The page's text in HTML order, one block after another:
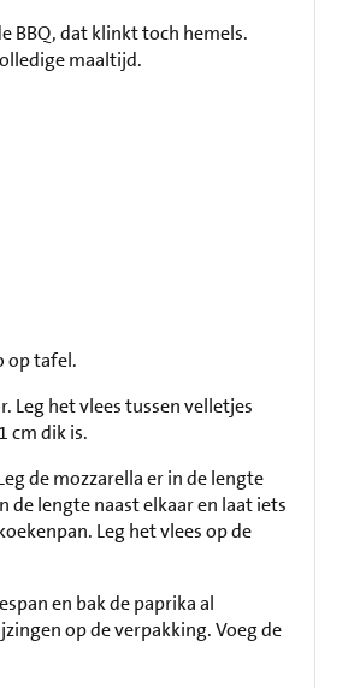
BBQ, dat klinkt toch hemels.
maaltijd.
op tafel.
Leg het vlees tussen velletjes
cm dik is.
de mozzarella er in de lengte
de lengte naast elkaar en laat iets
Leg het vlees op de
en bak de paprika al
op de verpakking. Voeg de